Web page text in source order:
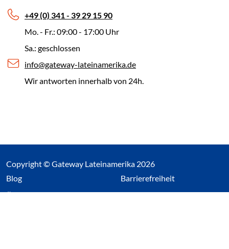
+49 (0) 341 - 39 29 15 90
Mo. - Fr.: 09:00 - 17:00 Uhr
Sa.: geschlossen
info@gateway-lateinamerika.de
Wir antworten innerhalb von 24h.
Copyright © Gateway Lateinamerika 2026
Blog(Link öffnet einen neuen Tab)
Über uns
Barrierefreiheit
Impressum